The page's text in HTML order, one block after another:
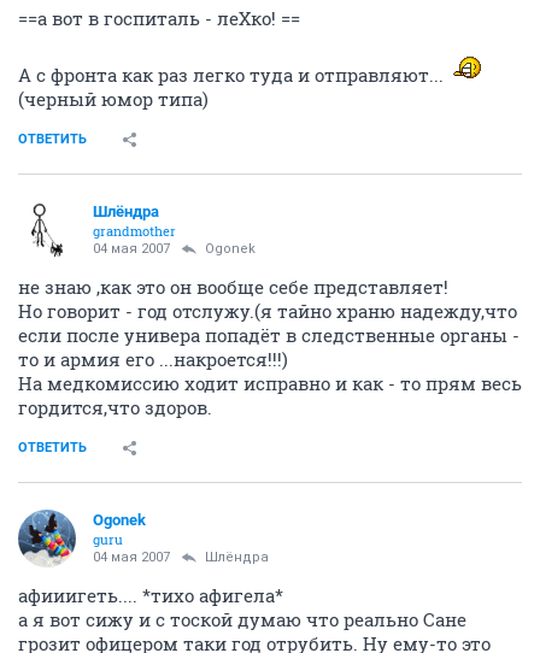
==а вот в госпиталь - леХко! ==
А с фронта как раз легко туда и отправляют...
(черный юмор типа)
ОТВЕТИТЬ
Шлёндра
grandmother
04 мая 2007 Ogonek
не знаю ,как это он вообще себе представляет!
Но говорит - год отслужу.(я тайно храню надежду,что
если после универа попадёт в следственные органы -
то и армия его ...накроется!!!)
На медкомиссию ходит исправно и как - то прям весь
гордится,что здоров.
ОТВЕТИТЬ
Ogonek
guru
04 мая 2007 Шлёндра
афииигеть.... *тихо афигела*
а я вот сижу и с тоской думаю что реально Сане
грозит офицером таки год отрубить. Ну ему-то это